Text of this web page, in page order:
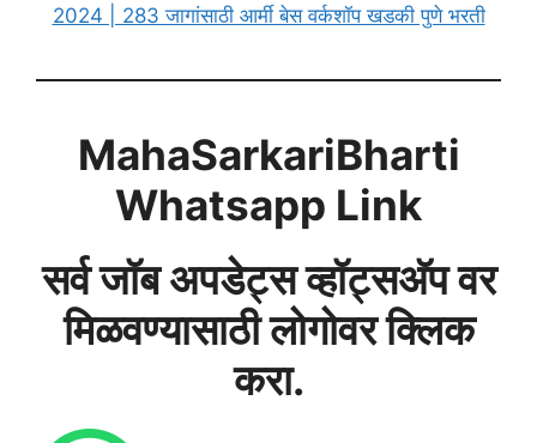
2024 | 283 जागांसाठी आर्मी बेस वर्कशॉप खडकी पुणे भरती
MahaSarkariBharti
Whatsapp Link
सर्व जॉब अपडेट्स व्हॉट्सअ‍ॅप वर
मिळवण्यासाठी लोगोवर क्लिक
करा.